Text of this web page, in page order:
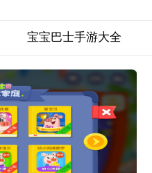
宝宝巴士手游大全